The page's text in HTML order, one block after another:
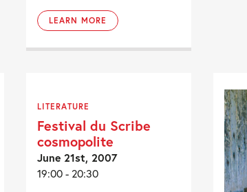
LEARN MORE
LITERATURE
Festival du Scribe
cosmopolite
June 21st, 2007
19:00 - 20:30